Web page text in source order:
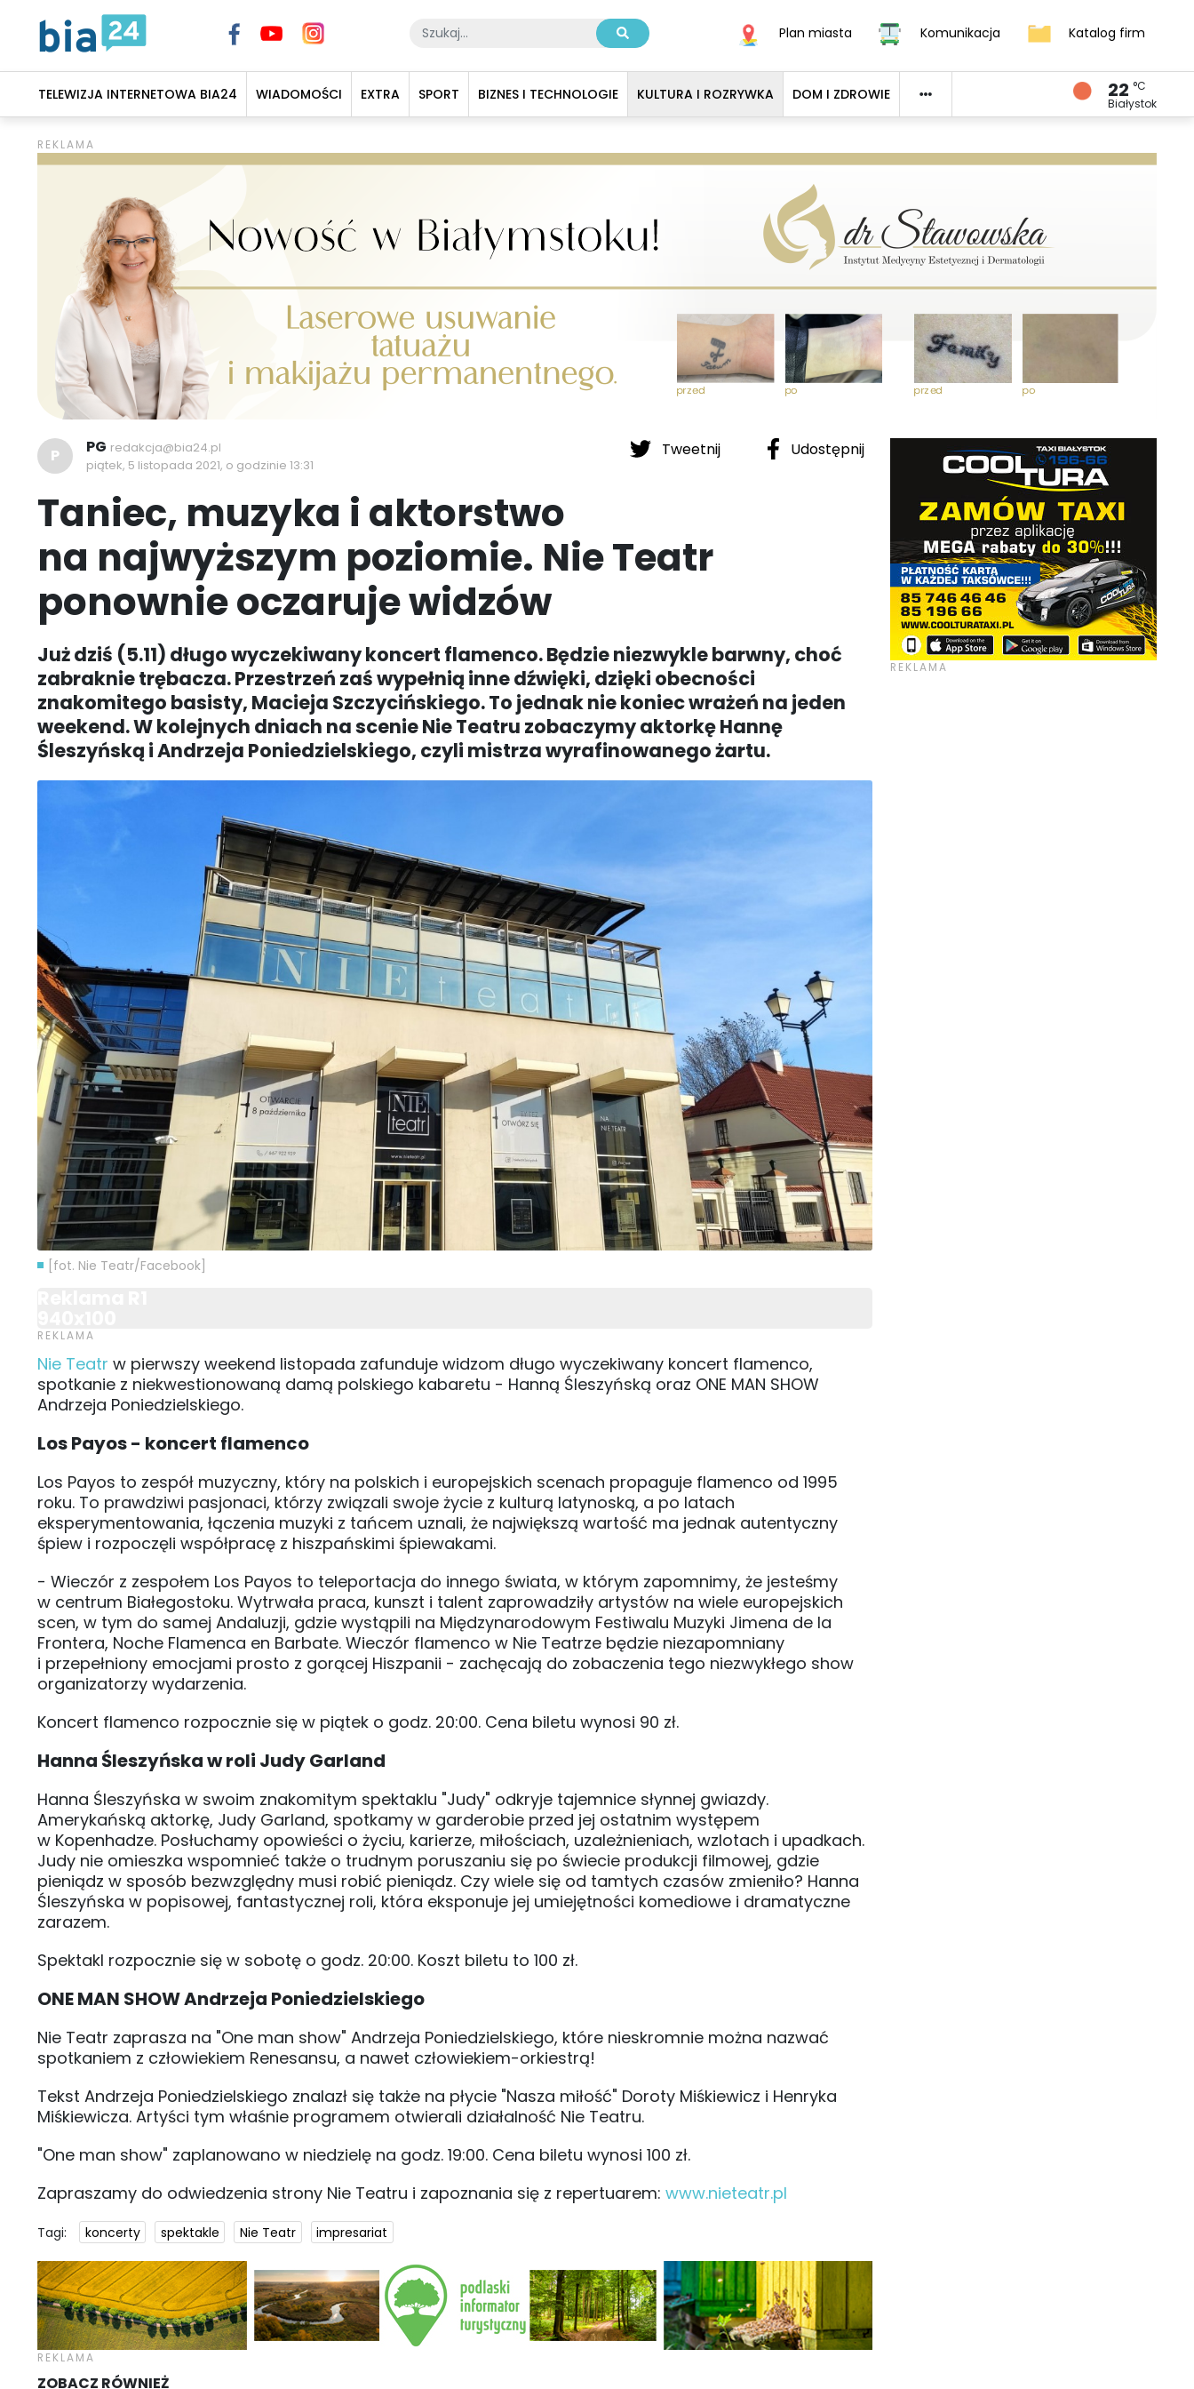
Plan miasta Komunikacja Katalog firm
TELEWIZJA INTERNETOWA BIA24 WIADOMOŚCI EXTRA SPORT BIZNES I TECHNOLOGIE KULTURA I ROZRYWKA DOM I ZDROWIE 22 °C
Białystok
Tweetnij Udostępnij
P PG redakcja@bia24.pl
piątek, 5 listopada 2021, o godzinie 13:31
Taniec, muzyka i aktorstwo
na najwyższym poziomie. Nie Teatr
ponownie oczaruje widzów
Już dziś (5.11) długo wyczekiwany koncert flamenco. Będzie niezwykle barwny, choć
zabraknie trębacza. Przestrzeń zaś wypełnią inne dźwięki, dzięki obecności
znakomitego basisty, Macieja Szczycińskiego. To jednak nie koniec wrażeń na jeden
weekend. W kolejnych dniach na scenie Nie Teatru zobaczymy aktorkę Hannę
Śleszyńską i Andrzeja Poniedzielskiego, czyli mistrza wyrafinowanego żartu.
[fot. Nie Teatr/Facebook]
Nie Teatr w pierwszy weekend listopada zafunduje widzom długo wyczekiwany koncert flamenco,
spotkanie z niekwestionowaną damą polskiego kabaretu - Hanną Śleszyńską oraz ONE MAN SHOW
Andrzeja Poniedzielskiego.
Los Payos - koncert flamenco
Los Payos to zespół muzyczny, który na polskich i europejskich scenach propaguje flamenco od 1995
roku. To prawdziwi pasjonaci, którzy związali swoje życie z kulturą latynoską, a po latach
eksperymentowania, łączenia muzyki z tańcem uznali, że największą wartość ma jednak autentyczny
śpiew i rozpoczęli współpracę z hiszpańskimi śpiewakami.
- Wieczór z zespołem Los Payos to teleportacja do innego świata, w którym zapomnimy, że jesteśmy
w centrum Białegostoku. Wytrwała praca, kunszt i talent zaprowadziły artystów na wiele europejskich
scen, w tym do samej Andaluzji, gdzie wystąpili na Międzynarodowym Festiwalu Muzyki Jimena de la
Frontera, Noche Flamenca en Barbate. Wieczór flamenco w Nie Teatrze będzie niezapomniany
i przepełniony emocjami prosto z gorącej Hiszpanii - zachęcają do zobaczenia tego niezwykłego show
organizatorzy wydarzenia.
Koncert flamenco rozpocznie się w piątek o godz. 20:00. Cena biletu wynosi 90 zł.
Hanna Śleszyńska w roli Judy Garland
Hanna Śleszyńska w swoim znakomitym spektaklu "Judy" odkryje tajemnice słynnej gwiazdy.
Amerykańską aktorkę, Judy Garland, spotkamy w garderobie przed jej ostatnim występem
w Kopenhadze. Posłuchamy opowieści o życiu, karierze, miłościach, uzależnieniach, wzlotach i upadkach.
Judy nie omieszka wspomnieć także o trudnym poruszaniu się po świecie produkcji filmowej, gdzie
pieniądz w sposób bezwzględny musi robić pieniądz. Czy wiele się od tamtych czasów zmieniło? Hanna
Śleszyńska w popisowej, fantastycznej roli, która eksponuje jej umiejętności komediowe i dramatyczne
zarazem.
Spektakl rozpocznie się w sobotę o godz. 20:00. Koszt biletu to 100 zł.
ONE MAN SHOW Andrzeja Poniedzielskiego
Nie Teatr zaprasza na "One man show" Andrzeja Poniedzielskiego, które nieskromnie można nazwać
spotkaniem z człowiekiem Renesansu, a nawet człowiekiem-orkiestrą!
Tekst Andrzeja Poniedzielskiego znalazł się także na płycie "Nasza miłość" Doroty Miśkiewicz i Henryka
Miśkiewicza. Artyści tym właśnie programem otwierali działalność Nie Teatru.
"One man show" zaplanowano w niedzielę na godz. 19:00. Cena biletu wynosi 100 zł.
Zapraszamy do odwiedzenia strony Nie Teatru i zapoznania się z repertuarem: www.nieteatr.pl
Tagi: koncerty spektakle Nie Teatr impresariat
ZOBACZ RÓWNIEŻ